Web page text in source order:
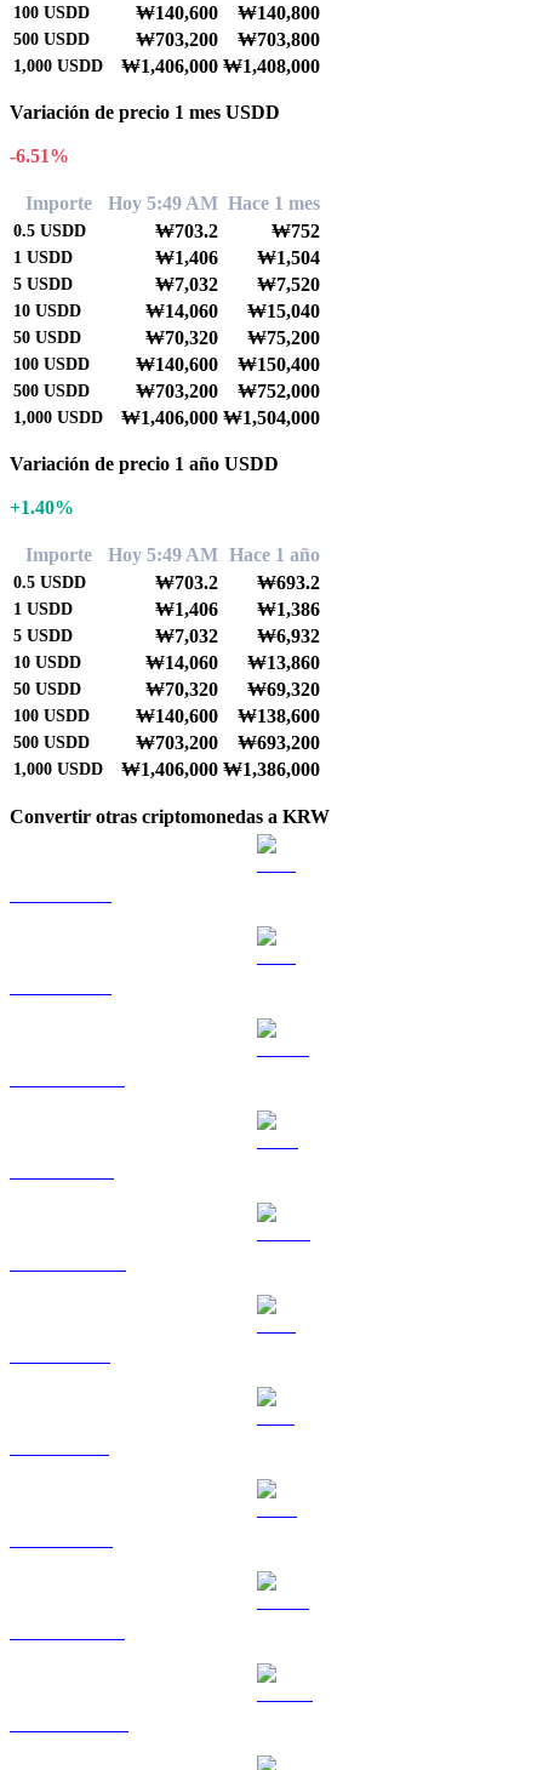
100 USDD ₩140,600 ₩140,800
500 USDD ₩703,200 ₩703,800
1,000 USDD ₩1,406,000 ₩1,408,000
Variación de precio 1 mes USDD
-6.51%
Importe Hoy 5:49 AM Hace 1 mes
0.5 USDD ₩703.2 ₩752
1 USDD ₩1,406 ₩1,504
5 USDD ₩7,032 ₩7,520
10 USDD ₩14,060 ₩15,040
50 USDD ₩70,320 ₩75,200
100 USDD ₩140,600 ₩150,400
500 USDD ₩703,200 ₩752,000
1,000 USDD ₩1,406,000 ₩1,504,000
Variación de precio 1 año USDD
+1.40%
Importe Hoy 5:49 AM Hace 1 año
0.5 USDD ₩703.2 ₩693.2
1 USDD ₩1,406 ₩1,386
5 USDD ₩7,032 ₩6,932
10 USDD ₩14,060 ₩13,860
50 USDD ₩70,320 ₩69,320
100 USDD ₩140,600 ₩138,600
500 USDD ₩703,200 ₩693,200
1,000 USDD ₩1,406,000 ₩1,386,000
Convertir otras criptomonedas a KRW